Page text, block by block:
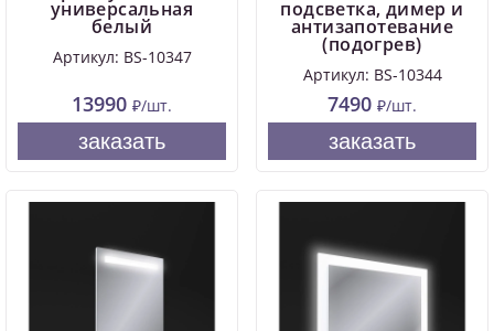
универсальная
белый
Артикул: BS-10347
13990 ₽/шт.
заказать
подсветка, димер и
антизапотевание
(подогрев)
Артикул: BS-10344
7490 ₽/шт.
заказать